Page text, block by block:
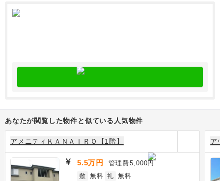
あなたが閲覧した物件と似ている人気物件
アメニティＫＡＮＡＩＲＯ【1階】
5.5万円 管理費5,000円
敷 無料 礼 無料
ア